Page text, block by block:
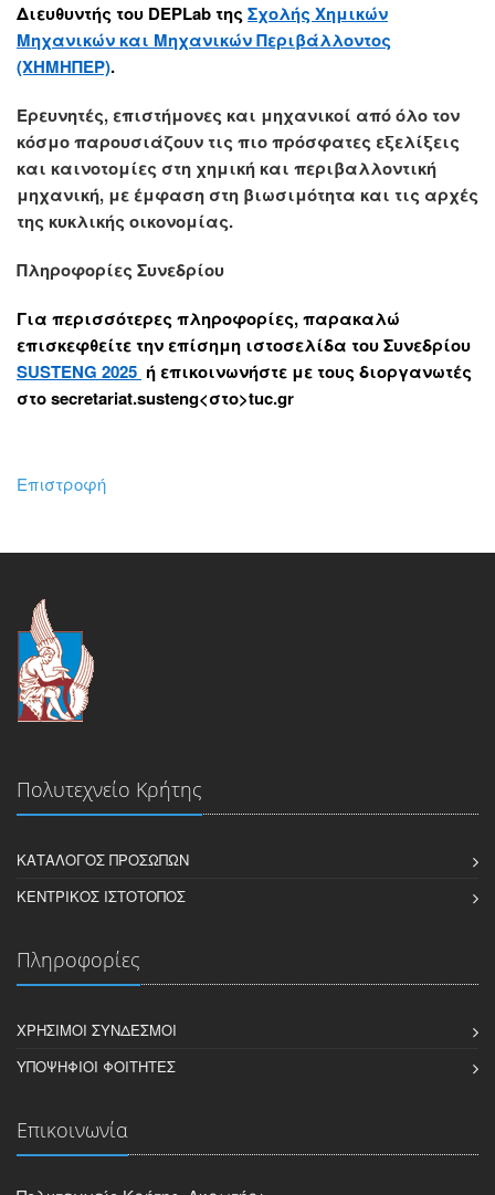
Διευθυντής του DEPLab της Σχολής Χημικών
Μηχανικών και Μηχανικών Περιβάλλοντος
(ΧΗΜΗΠΕΡ).
Ερευνητές, επιστήμονες και μηχανικοί από όλο τον
κόσμο παρουσιάζουν τις πιο πρόσφατες εξελίξεις
και καινοτομίες στη χημική και περιβαλλοντική
μηχανική, με έμφαση στη βιωσιμότητα και τις αρχές
της κυκλικής οικονομίας.
Πληροφορίες Συνεδρίου
Για περισσότερες πληροφορίες, παρακαλώ
επισκεφθείτε την επίσημη ιστοσελίδα του Συνεδρίου
SUSTENG 2025 ή επικοινωνήστε με τους διοργανωτές
στοsecretariat.susteng<στο>tuc.gr
Επιστροφή
Πολυτεχνείο Κρήτης
ΚΑΤΆΛΟΓΟΣ ΠΡΟΣΏΠΩΝ
ΚΕΝΤΡΙΚΌΣ ΙΣΤΌΤΟΠΟΣ
Πληροφορίες
ΧΡΉΣΙΜΟΙ ΣΎΝΔΕΣΜΟΙ
ΥΠΟΨΉΦΙΟΙ ΦΟΙΤΗΤΈΣ
Επικοινωνία